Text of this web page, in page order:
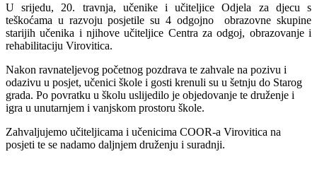
U srijedu, 20. travnja, učenike i učiteljice Odjela za djecu s
teškoćama u razvoju posjetile su 4 odgojno obrazovne skupine
starijih učenika i njihove učiteljice Centra za odgoj, obrazovanje i
rehabilitaciju Virovitica.
Nakon ravnateljevog početnog pozdrava te zahvale na pozivu i
odazivu u posjet, učenici škole i gosti krenuli su u šetnju do Starog
grada. Po povratku u školu uslijedilo je objedovanje te druženje i
igra u unutarnjem i vanjskom prostoru škole.
Zahvaljujemo učiteljicama i učenicima COOR-a Virovitica na
posjeti te se nadamo daljnjem druženju i suradnji.